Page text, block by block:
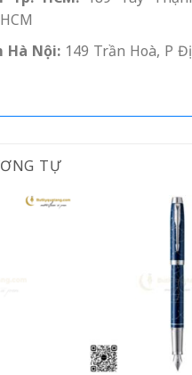
Hà Nội:149 Trần Hoà, P
TỰ